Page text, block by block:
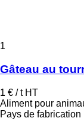
1
Gâteau au
1 € / t HT
Aliment pour
Pays de fabrication